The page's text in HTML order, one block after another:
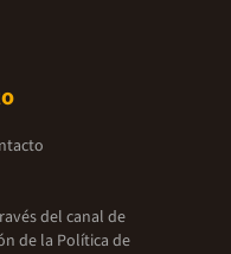
del canal de
de la Política de